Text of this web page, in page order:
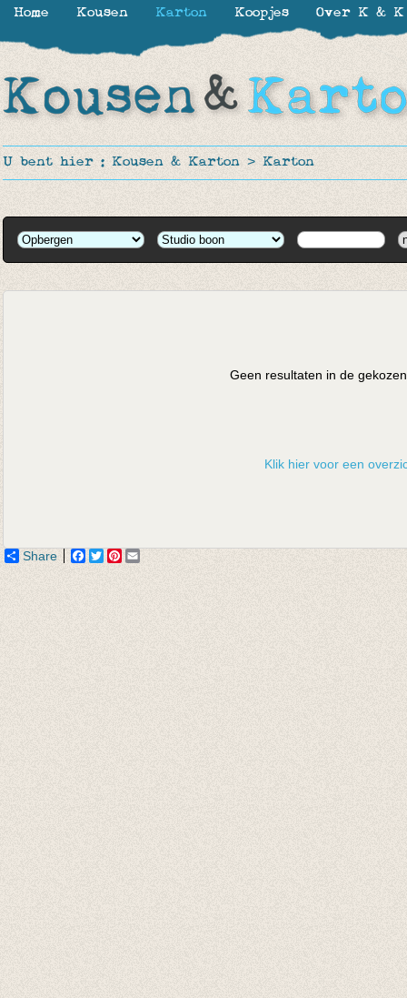
U bent hier : Kousen & Karton > Karton
Geen resultaten in de
Klik hier voor een
Share Facebook
TwitterPinterest
Home Kousen Karton Koopjes Over K & K